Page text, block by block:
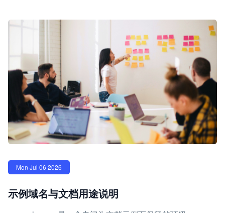
Mon Jul 06 2026
示例域名与文档用途说明